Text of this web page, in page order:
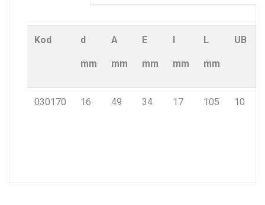
Kod d
mm
A
mm
E
mm mm
L
mm
UB
030170 16 49 34 17 105 10